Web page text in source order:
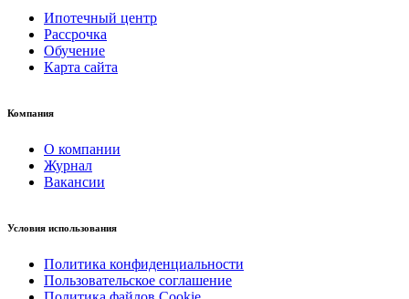
Ипотечный центр
Рассрочка
Обучение
Карта сайта
Компания
О компании
Журнал
Вакансии
Условия использования
Политика конфиденциальности
Пользовательское соглашение